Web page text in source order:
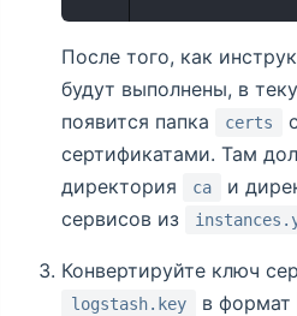
После того, как
будут выполнены, в
появится папка
certs
сертификатами. Там
директория
ca
и
сервисов из
Конвертируйте ключ
logstash.key в формат